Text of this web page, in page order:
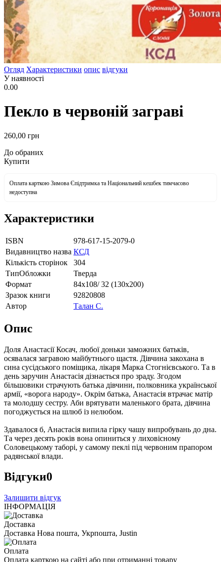
Огляд Характеристики опис відгуки
У наявності
0.00
Пекло в червоній заграві
260,00 грн
До обраних
Купити
Оплата карткою Зимова Єпідтримка та Національний кешбек тимчасово
недоступна
Характеристики
ISBN
978-617-15-2079-0
Видавництво назва КСД
Кількість сторінок
304
ТипОбложки
Тверда
Формат
84х108/ 32 (130х200)
Зразок книги
92820808
Автор
Талан С.
Опис
Доля Анастасії Косач, любої доньки заможних батьків,
осявалася загравою майбутнього щастя. Дівчина закохана в
сина сусідського поміщика, лікаря Марка Стогнієвського. Та в
день заручин Анастасія дізнається про зраду. Згодом
більшовики страчують батька дівчини, полковника української
армії, «ворога народу». Окрім батька, Анастасія втрачає матір
та молодшу сестру. Аби врятувати маленького брата, дівчина
погоджується на шлюб із нелюбом.
Здавалося б, Анастасія випила гірку чашу випробувань до дна.
Та через десять років вона опиниться у лиховісному
Соловецькому таборі, у самому пеклі під червоним прапором
радянської влади.
Відгуки0
Залишити відгук
ІНФОРМАЦІЯ
Доставка
Доставка Нова пошта, Укрпошта, Justin
Оплата
Оплата карткою на сайті або при отриманні товару